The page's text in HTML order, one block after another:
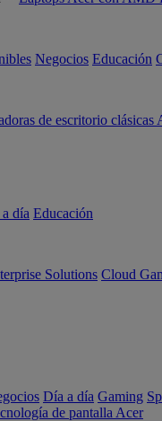
Negocios Educación
de escritorio clásicas
día Educación
Solutions Cloud
Día a día Gaming
de pantalla Acer